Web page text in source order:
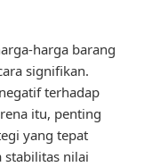
harga barang
signifikan.
terhadap
itu, penting
yang tepat
stabilitas nilai